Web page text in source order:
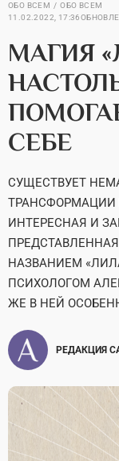
ОБО ВСЕМ
ОБО ВСЕМ
11.02.2022, 17:36
МАГИЯ
СЕБЕ
СУЩЕСТВУЕТ
ТРАНСФОРМАЦИИ
ИНТЕРЕСНАЯ И
НАЗВАНИЕМ
ПСИХОЛОГОМ
ЖЕ В НЕЙ
РЕДАКЦИЯ